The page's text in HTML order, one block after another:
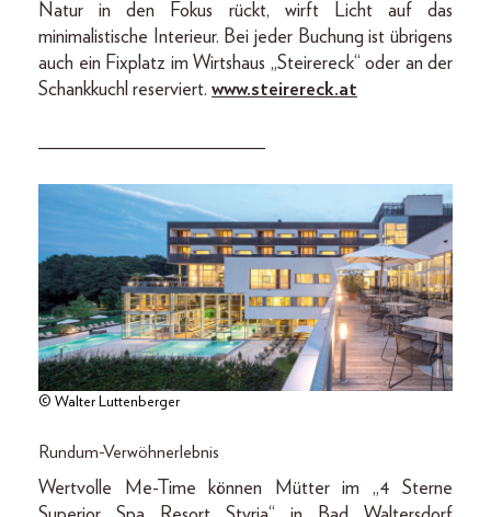
Natur in den Fokus rückt, wirft Licht auf das
minimalistische Interieur. Bei jeder Buchung ist übrigens
auch ein Fixplatz im Wirtshaus „Steirereck“ oder an der
Schankkuchl reserviert. www.steirereck.at
_______________________
© Walter Luttenberger
Rundum-Verwöhnerlebnis
Wertvolle Me-Time können Mütter im „4 Sterne